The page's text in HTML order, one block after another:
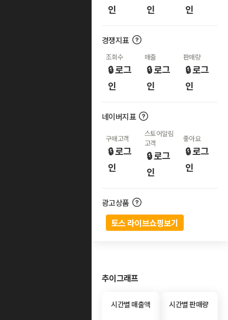
인
인
인
경쟁지표
조회수
🔒 로그
인
매출
🔒 로그
인
판매량
🔒 로그
인
네이버지표
구매고객
🔒 로그
인
스토어알림
고객
🔒 로그
인
좋아요
🔒 로그
인
광고상품
토스 라이브쇼핑보기
추이그래프
시간별 매출액 시간별 판매량